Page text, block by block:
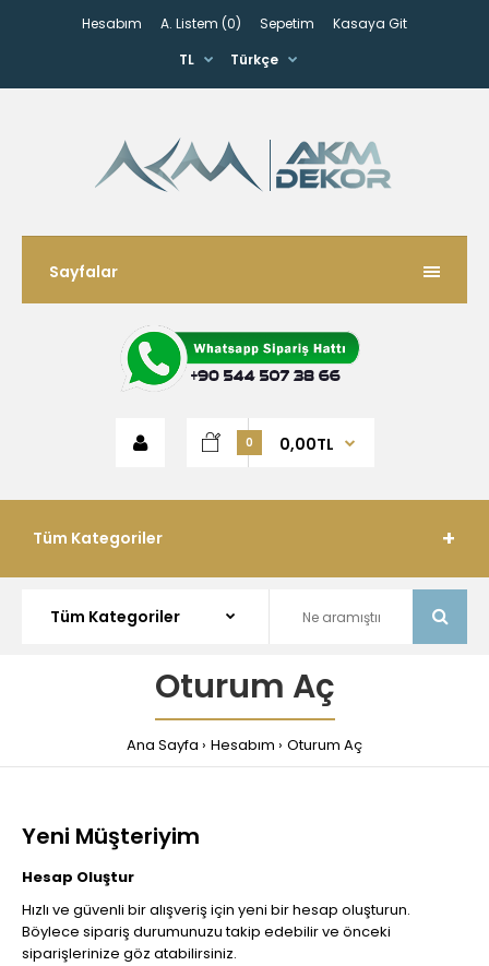
Hesabım A. Listem (0) Sepetim
Kasaya Git
TL
Türkçe
Sayfalar
0 0,00TL
Tüm Kategoriler
Oturum Aç
Ana Sayfa Hesabım Oturum Aç
Yeni Müşteriyim
Hesap Oluştur
Hızlı ve güvenli bir alışveriş için yeni bir hesap oluşturun.
Böylece sipariş durumunuzu takip edebilir ve önceki
siparişlerinize göz atabilirsiniz.